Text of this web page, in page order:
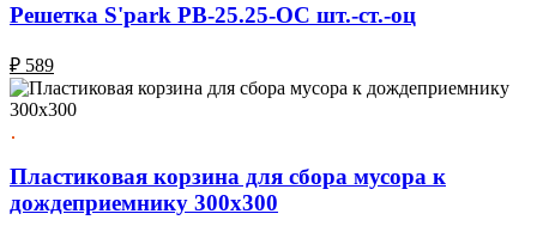
Решетка S'park РВ-25.25-ОС шт.-ст.-оц
₽ 589
Пластиковая корзина для сбора мусора к
дождеприемнику 300х300